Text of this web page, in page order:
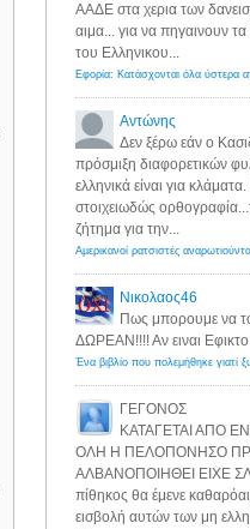
ΑΑΔΕ στα χερια των
αιμα... για να πηγαινουν
του Ελληνικου...
Αντώνης
Δεν ξέρω εάν ο
πρόσμιξη διαφορετικών
ελληνικά είναι για
στοιχειωδώς
ζήτημα για την...
Νικολαος46
Πως μπορουμε να
ΔΩΡΕΑΝ!!!! Αν ειναι
ΓΕΓΟΝΟΣ
ΚΑΤΑΓΕΤΑΙ ΑΠΟ
ΟΛΗ Η ΠΕΛΟΠΟΝΗΣΟ
ΑΛΒΑΝΟΠΟΙΗΘΕΙ ΕΙΧΕ
πίθηκος θα έμενε
εισβολή αυτών των μη